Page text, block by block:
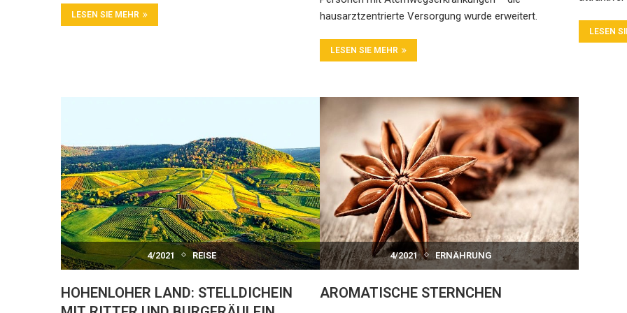
LESEN SIE MEHR
hausarztzentrierte Versorgung wurde erweitert.
LESEN SIE MEHR
LESEN
4/2021 REISE
HOHENLOHER LAND: STELLDICHEIN
4/2021 ERNÄHRUNG
AROMATISCHE STERNCHEN